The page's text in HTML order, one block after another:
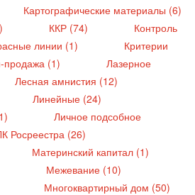
Картографические материалы (6)
ККР (74)
Контроль
линии (1)
Критерии
продажа (1)
Лазерное
Лесная амнистия (12)
Линейные (24)
Личное подсобное
Росреестра (26)
Материнский капитал (1)
Межевание (10)
Многоквартирный дом (50)